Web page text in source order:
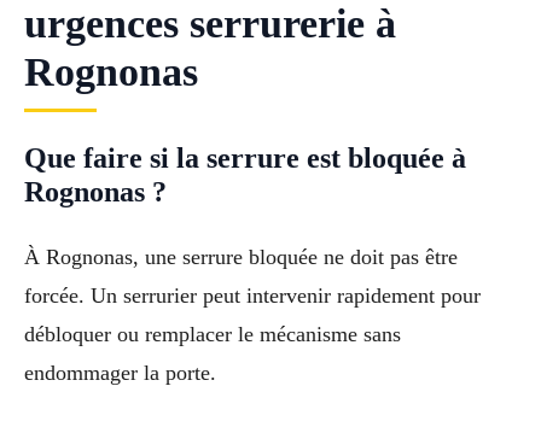
urgences serrurerie à
Rognonas
Que faire si la serrure est bloquée à
Rognonas ?
À Rognonas, une serrure bloquée ne doit pas être
forcée. Un serrurier peut intervenir rapidement pour
débloquer ou remplacer le mécanisme sans
endommager la porte.